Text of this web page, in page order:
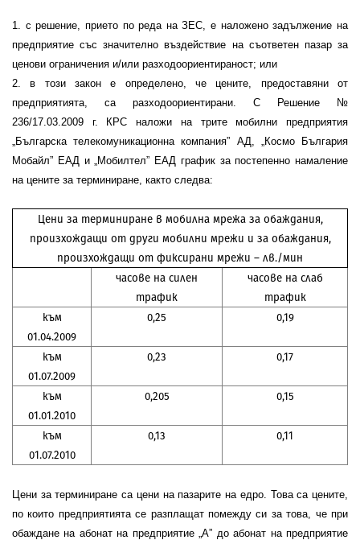
1. с решение, прието по реда на ЗЕС, е наложено задължение на
предприятие със значително въздействие на съответен пазар за
ценови ограничения и/или разходоориентираност; или
2. в този закон е определено, че цените, предоставяни от
предприятията, са разходоориентирани. С Решение №
236/17.03.2009 г. КРС наложи на трите мобилни предприятия
„Българска телекомуникационна компания” АД, „Космо България
Мобайл” ЕАД и „Мобилтел” ЕАД график за постепенно намаление
на цените за терминиране, както следва:
Цени за терминиране в мобилна мрежа за обаждания,
произхождащи от други мобилни мрежи и за обаждания,
произхождащи от фиксирани мрежи – лв./мин
часове на силен
трафик
часове на слаб
трафик
към
01.04.2009
0,25 0,19
към
01.07.2009
0,23 0,17
към
01.01.2010
0,205 0,15
към
01.07.2010
0,13 0,11
Цени за терминиране са цени на пазарите на едро. Това са цените,
по които предприятията се разплащат помежду си за това, че при
обаждане на абонат на предприятие „А” до абонат на предприятие